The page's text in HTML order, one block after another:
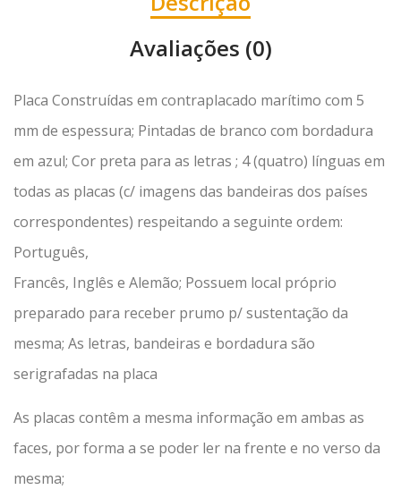
Avaliações (0)
Placa Construídas em contraplacado marítimo com 5
mm de espessura; Pintadas de branco com bordadura
em azul; Cor preta para as letras ; 4 (quatro) línguas em
todas as placas (c/ imagens das bandeiras dos países
correspondentes) respeitando a seguinte ordem:
Português,
Francês, Inglês e Alemão; Possuem local próprio
preparado para receber prumo p/ sustentação da
mesma; As letras, bandeiras e bordadura são
serigrafadas na placa
As placas contêm a mesma informação em ambas as
faces, por forma a se poder ler na frente e no verso da
mesma;